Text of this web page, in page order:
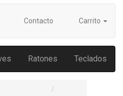
Contacto Carrito
Ratones Teclados